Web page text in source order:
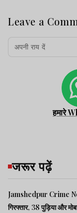
Leave a
हमारे
जरूर पढ़ें
Jamshedpur Crime
गिरफ्तार, 38 पुड़िया और